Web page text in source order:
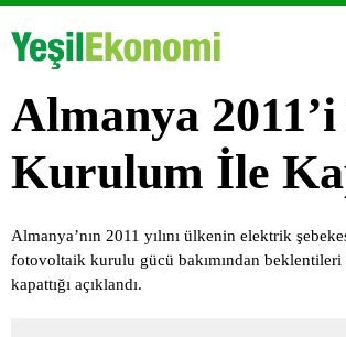
Almanya
Kurulum İle
Almanya’nın 2011 yılını ülkenin elektrik
fotovoltaik kurulu gücü bakımından beklentileri
kapattığı açıklandı.